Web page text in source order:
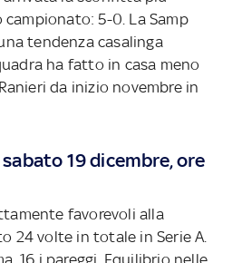
5-0. La Samp
tendenza casalinga
ha fatto in casa meno
da inizio novembre in
19 dicembre, ore
favorevoli alla
24 volte in totale in Serie A.
16 i pareggi. Equilibrio nelle